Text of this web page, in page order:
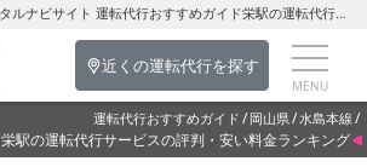
全国の運転代行業者のポータルナビサイト 運転代行おすすめガイド栄駅の運転代行を探す-岡山県の運転代行
近くの運転代行を探す
運転代行おすすめガイド 岡山県 水島本線
栄駅の運転代行サービスの評判・安い料金ランキング